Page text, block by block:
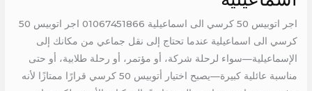
اجر اتوبيس 50 كرسي الى اسماعيلية 01067451866 اجر اتوبيس 50
كرسي الى اسماعيلية عندما تحتاج إلى نقل جماعي من مكانك إلى
الإسماعيلية—سواء لرحلة شركة، أو مؤتمر، أو رحلة طلابية، أو حتى
مناسبة عائلية كبيرة—يصبح اختيار أتوبيس 50 كرسي قرارًا ممتازًا لأنه